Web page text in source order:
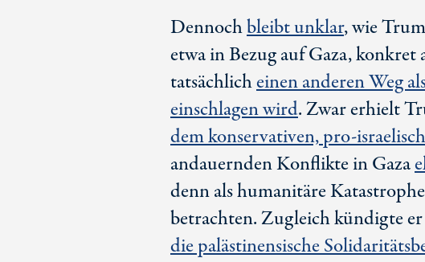
Dennochbleibt unklar, wie
etwa in Bezug auf Gaza, konkret
tatsächlicheinen anderen Weg
einschlagen wird. Zwar erhielt
dem konservativen,pro-
andauernden Konflikte in Gaza
denn als humanitäre
betrachten. Zugleich kündigte
die palästinensische